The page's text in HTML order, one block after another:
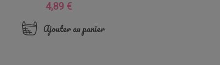
Prix
4,89 €
Ajouter au panier